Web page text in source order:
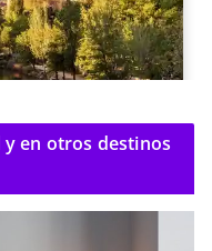
y en otros destinos